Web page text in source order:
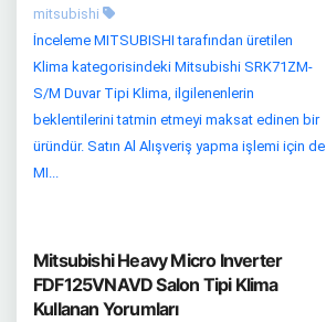
mitsubishi
İnceleme MITSUBISHI tarafından üretilen
Klima kategorisindeki Mitsubishi SRK71ZM-
S/M Duvar Tipi Klima, ilgilenenlerin
beklentilerini tatmin etmeyi maksat edinen bir
üründür. Satın Al Alışveriş yapma işlemi için de
MI...
Mitsubishi Heavy Micro Inverter
FDF125VNAVD Salon Tipi Klima
Kullanan Yorumları